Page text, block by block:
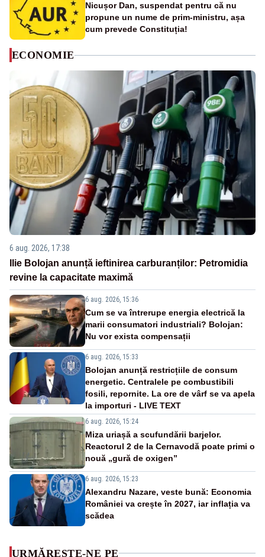
Nicușor Dan, suspendat pentru că nu
propune un nume de prim-ministru, așa
cum prevede Constituția!
ECONOMIE
6 aug. 2026, 17:38
Ilie Bolojan anunță ieftinirea carburanților: Petromidia
revine la capacitate maximă
6 aug. 2026, 15:36
Cum se va întrerupe energia electrică la
marii consumatori industriali? Bolojan:
Nu vor exista compensații
6 aug. 2026, 15:33
Bolojan anunță restricțiile de consum
energetic. Centralele pe combustibili
fosili, repornite. La ore de vârf se va apela
la importuri - LIVE TEXT
6 aug. 2026, 15:24
Miza uriașă a scufundării barjelor.
Reactorul 2 de la Cernavodă poate primi o
nouă „gură de oxigen”
6 aug. 2026, 15:23
Alexandru Nazare, veste bună: Economia
României va crește în 2027, iar inflația va
scădea
URMĂREȘTE-NE PE